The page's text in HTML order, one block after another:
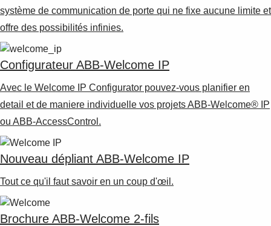
système de communication de porte qui ne fixe aucune limite et
offre des possibilités infinies.
Configurateur ABB-Welcome IP
Avec le Welcome IP Configurator pouvez-vous planifier en
detail et de maniere individuelle vos projets ABB-Welcome® IP
ou ABB-AccessControl.
Nouveau dépliant ABB-Welcome IP
Tout ce qu'il faut savoir en un coup d'œil.
Brochure ABB-Welcome 2-fils